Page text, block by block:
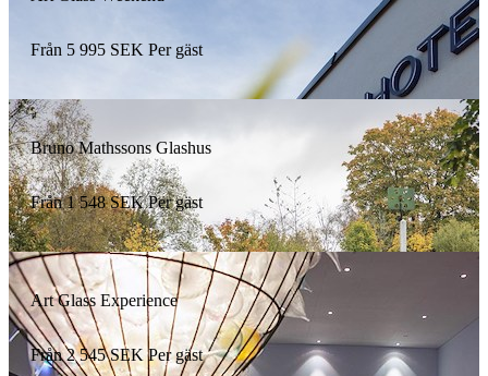
Från 5 995 SEK Per gäst
Bruno Mathssons Glashus
Från 1 548 SEK Per gäst
Art Glass Experience
Från 2 545 SEK Per gäst